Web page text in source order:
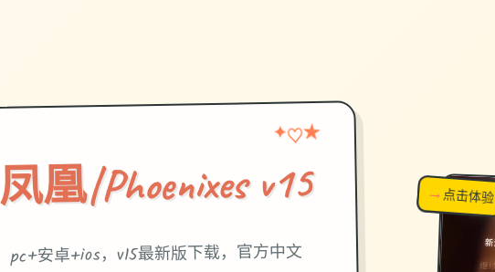
凤凰|Phoenixes v15
✦♡★
pc+安卓+ios，v15最新版下载，官方中文
↗超棒！
→点击体验